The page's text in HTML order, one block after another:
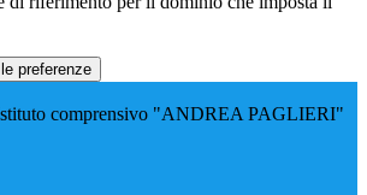
preferenze
comprensivo "ANDREA PAGLIERI"